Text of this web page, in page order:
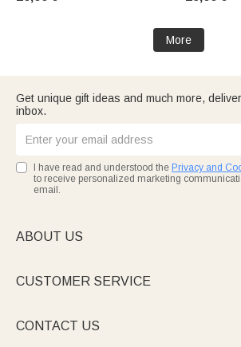
More
Get unique gift ideas and much more,
inbox.
I have read and understood the Privacy and
to receive personalized marketing
email.
ABOUT US
CUSTOMER SERVICE
CONTACT US